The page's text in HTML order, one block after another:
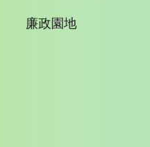
廉政園地